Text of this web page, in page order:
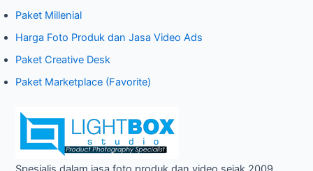
Paket Millenial
Harga Foto Produk dan Jasa Video Ads
Paket Creative Desk
Paket Marketplace (Favorite)